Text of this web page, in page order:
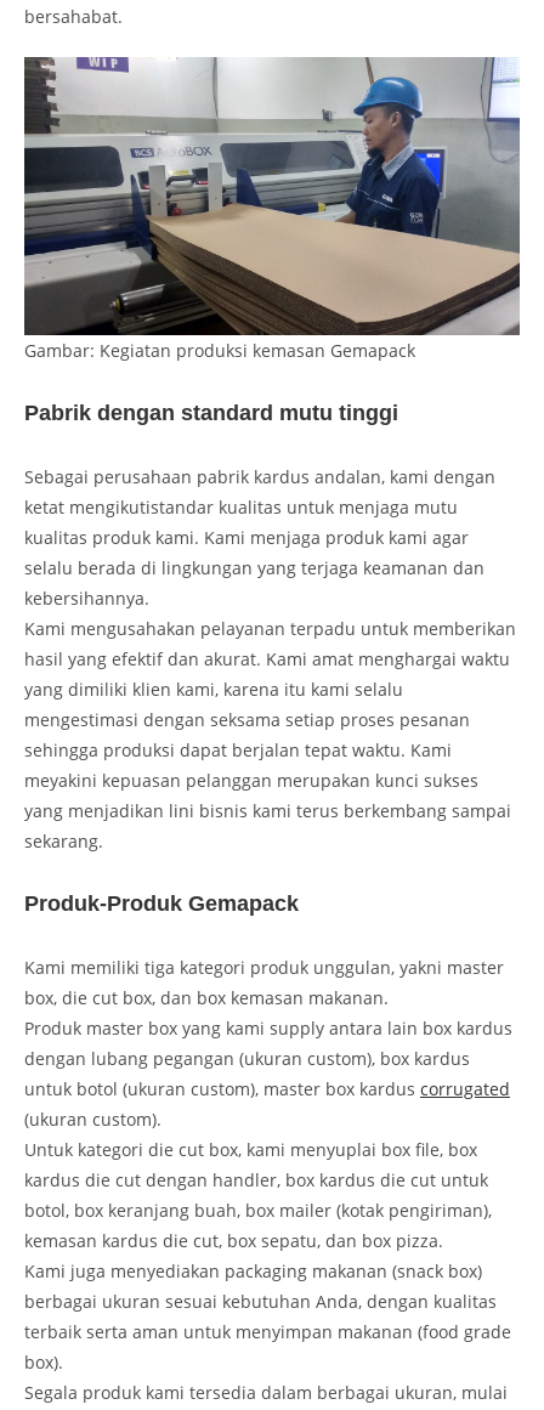
bersahabat.
Gambar: Kegiatan produksi kemasan Gemapack
Pabrik dengan standard mutu tinggi
Sebagai perusahaan pabrik kardus andalan, kami dengan
ketat mengikutistandar kualitas untuk menjaga mutu
kualitas produk kami. Kami menjaga produk kami agar
selalu berada di lingkungan yang terjaga keamanan dan
kebersihannya.
Kami mengusahakan pelayanan terpadu untuk memberikan
hasil yang efektif dan akurat. Kami amat menghargai waktu
yang dimiliki klien kami, karena itu kami selalu
mengestimasi dengan seksama setiap proses pesanan
sehingga produksi dapat berjalan tepat waktu. Kami
meyakini kepuasan pelanggan merupakan kunci sukses
yang menjadikan lini bisnis kami terus berkembang sampai
sekarang.
Produk-Produk Gemapack
Kami memiliki tiga kategori produk unggulan, yakni master
box, die cut box, dan box kemasan makanan.
Produk master box yang kami supply antara lain box kardus
dengan lubang pegangan (ukuran custom), box kardus
untuk botol (ukuran custom), master box kardus corrugated
(ukuran custom).
Untuk kategori die cut box, kami menyuplai box file, box
kardus die cut dengan handler, box kardus die cut untuk
botol, box keranjang buah, box mailer (kotak pengiriman),
kemasan kardus die cut, box sepatu, dan box pizza.
Kami juga menyediakan packaging makanan (snack box)
berbagai ukuran sesuai kebutuhan Anda, dengan kualitas
terbaik serta aman untuk menyimpan makanan (food grade
box).
Segala produk kami tersedia dalam berbagai ukuran, mulai